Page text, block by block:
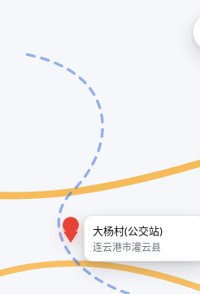
大杨村(公交站)
连云港市灌云县